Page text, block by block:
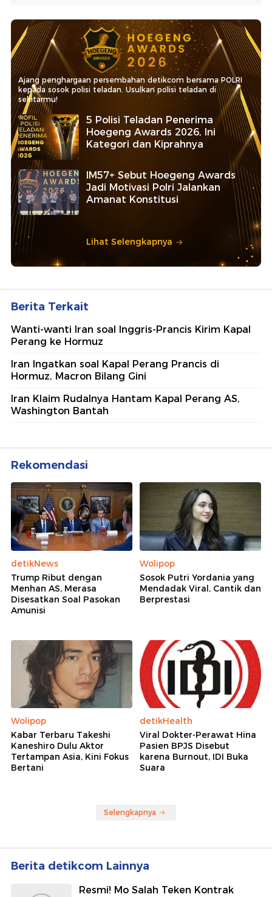
Ajang penghargaan persembahan detikcom bersama POLRI
kepada sosok polisi teladan. Usulkan polisi teladan di
sekitarmu!
5 Polisi Teladan Penerima
Hoegeng Awards 2026, Ini
Kategori dan Kiprahnya
IM57+ Sebut Hoegeng Awards
Jadi Motivasi Polri Jalankan
Amanat Konstitusi
Lihat Selengkapnya
Berita Terkait
Wanti-wanti Iran soal Inggris-Prancis Kirim Kapal
Perang ke Hormuz
Iran Ingatkan soal Kapal Perang Prancis di
Hormuz, Macron Bilang Gini
Iran Klaim Rudalnya Hantam Kapal Perang AS,
Washington Bantah
Rekomendasi
detikNews
Trump Ribut dengan
Menhan AS, Merasa
Disesatkan Soal Pasokan
Amunisi
Wolipop
Sosok Putri Yordania yang
Mendadak Viral, Cantik dan
Berprestasi
Wolipop
Kabar Terbaru Takeshi
Kaneshiro Dulu Aktor
Tertampan Asia, Kini Fokus
Bertani
detikHealth
Viral Dokter-Perawat Hina
Pasien BPJS Disebut
karena Burnout, IDI Buka
Suara
Selengkapnya
Berita detikcom Lainnya
Resmi! Mo Salah Teken Kontrak